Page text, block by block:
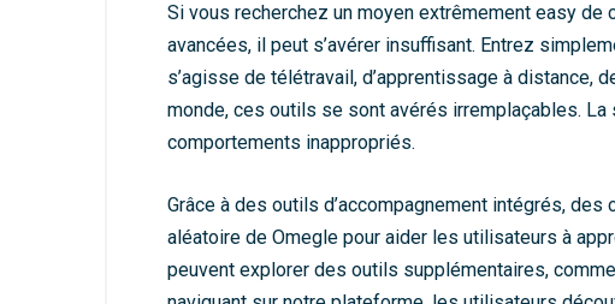
Si vous recherchez un moyen extrêmement easy
avancées, il peut s’avérer insuffisant. Entrez
s’agisse de télétravail, d’apprentissage à
monde, ces outils se sont avérés irremplaçables.
comportements inappropriés.
Grâce à des outils d’accompagnement intégrés,
aléatoire de Omegle pour aider les utilisateurs à
peuvent explorer des outils supplémentaires,